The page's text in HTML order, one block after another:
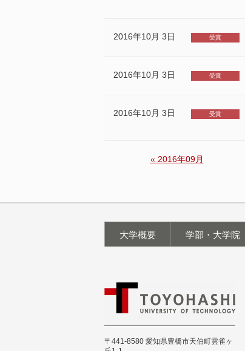
2016年10月 3日 受賞
2016年10月 3日 受賞
2016年10月 3日 受賞
« 2016年09月
大学概要 学部・大学院
〒441-8580 愛知県豊橋市天伯町雲雀ヶ